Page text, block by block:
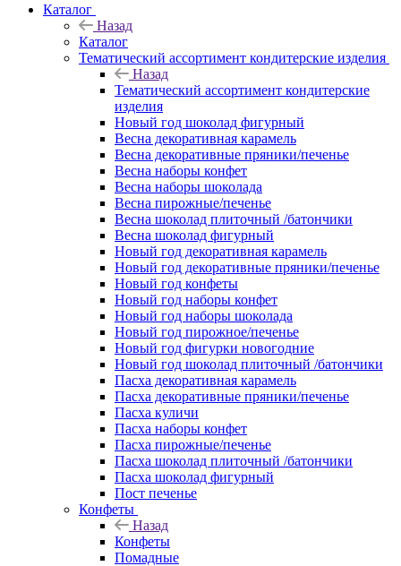
Каталог
Назад
Каталог
Тематический ассортимент кондитерские изделия
Назад
Тематический ассортимент кондитерские
изделия
Новый год шоколад фигурный
Весна декоративная карамель
Весна декоративные пряники/печенье
Весна наборы конфет
Весна наборы шоколада
Весна пирожные/печенье
Весна шоколад плиточный /батончики
Весна шоколад фигурный
Новый год декоративная карамель
Новый год декоративные пряники/печенье
Новый год конфеты
Новый год наборы конфет
Новый год наборы шоколада
Новый год пирожное/печенье
Новый год фигурки новогодние
Новый год шоколад плиточный /батончики
Пасха декоративная карамель
Пасха декоративные пряники/печенье
Пасха куличи
Пасха наборы конфет
Пасха пирожные/печенье
Пасха шоколад плиточный /батончики
Пасха шоколад фигурный
Пост печенье
Конфеты
Назад
Конфеты
Помадные